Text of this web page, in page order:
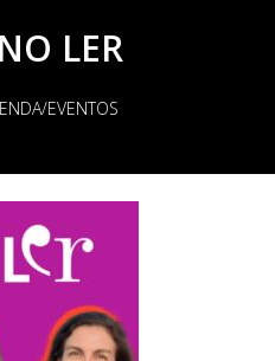
LER
EVENTOS